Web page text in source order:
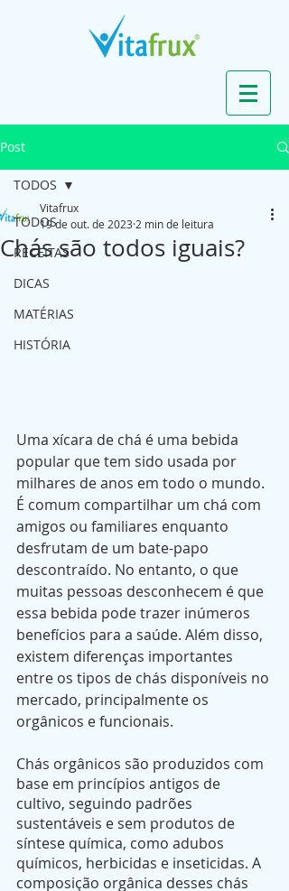
Post
TODOS
RECEITAS
DICAS
MATÉRIAS
HISTÓRIA
TODOS
Chás são todos iguais?
Vitafrux
19 de out. de 2023 2 min de leitura
Uma xícara de chá é uma bebida
popular que tem sido usada por
milhares de anos em todo o mundo.
É comum compartilhar um chá com
amigos ou familiares enquanto
desfrutam de um bate-papo
descontraído. No entanto, o que
muitas pessoas desconhecem é que
essa bebida pode trazer inúmeros
benefícios para a saúde. Além disso,
existem diferenças importantes
entre os tipos de chás disponíveis no
mercado, principalmente os
orgânicos e funcionais.
Chás orgânicos são produzidos com
base em princípios antigos de
cultivo, seguindo padrões
sustentáveis e sem produtos de
síntese química, como adubos
químicos, herbicidas e inseticidas. A
composição orgânica desses chás